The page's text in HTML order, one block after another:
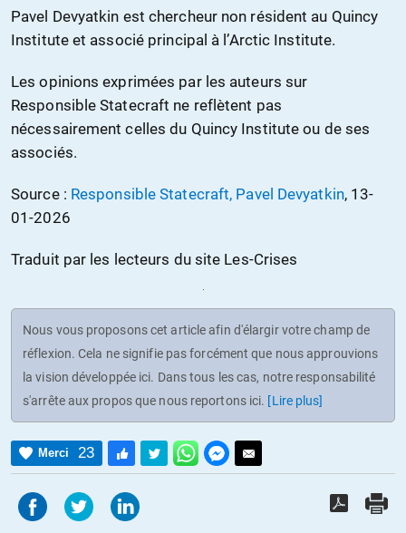
Pavel Devyatkin est chercheur non résident au Quincy
Institute et associé principal à l’Arctic Institute.
Les opinions exprimées par les auteurs sur
Responsible Statecraft ne reflètent pas
nécessairement celles du Quincy Institute ou de ses
associés.
Source : Responsible Statecraft, Pavel Devyatkin, 13-
01-2026
Traduit par les lecteurs du site Les-Crises
Nous vous proposons cet article afin d'élargir votre champ de
réflexion. Cela ne signifie pas forcément que nous approuvions
la vision développée ici. Dans tous les cas, notre responsabilité
s'arrête aux propos que nous reportons ici. [Lire plus]
Merci 23